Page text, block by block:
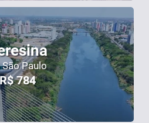
São Paulo
R$784